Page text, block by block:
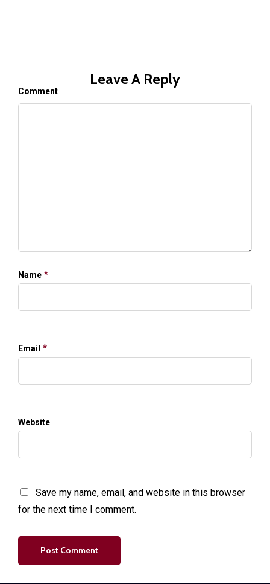
Leave A Reply
Comment
Name *
Email *
Website
Save my name, email, and website in this browser
for the next time I comment.